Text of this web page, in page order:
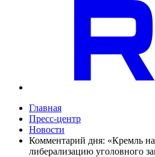
Главная
Пресс-центр
Новости
Комментарий дня: «Кремль
либерализацию уголовного